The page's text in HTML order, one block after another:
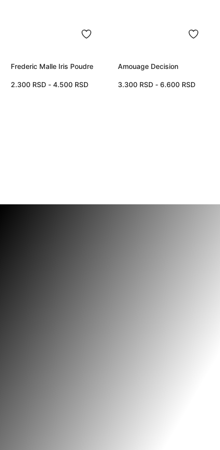
Frederic Malle Iris Poudre
2.300 RSD -4.500 RSD
Amouage Decision
3.300 RSD- 6.600 RSD